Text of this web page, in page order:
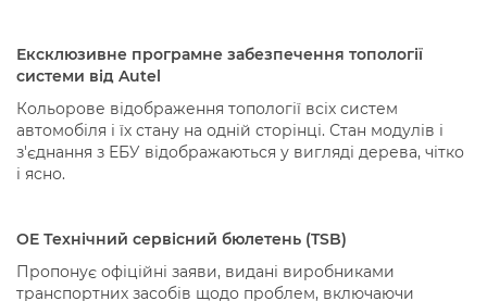
Ексклюзивне програмне забезпечення топології
системи від Autel
Кольорове відображення топології всіх систем
автомобіля і їх стану на одній сторінці. Стан модулів і
з'єднання з ЕБУ відображаються у вигляді дерева, чітко
і ясно.
OE Технічний сервісний бюлетень (TSB)
Пропонує офіційні заяви, видані виробниками
транспортних засобів щодо проблем, включаючи